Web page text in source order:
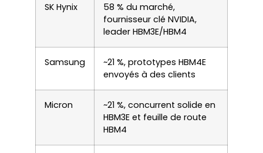
SK Hynix
58 % du marché,
fournisseur clé NVIDIA,
leader HBM3E/HBM4
Samsung
~21 %, prototypes HBM4E
envoyés à des clients
Micron
~21 %, concurrent solide en
HBM3E et feuille de route
HBM4